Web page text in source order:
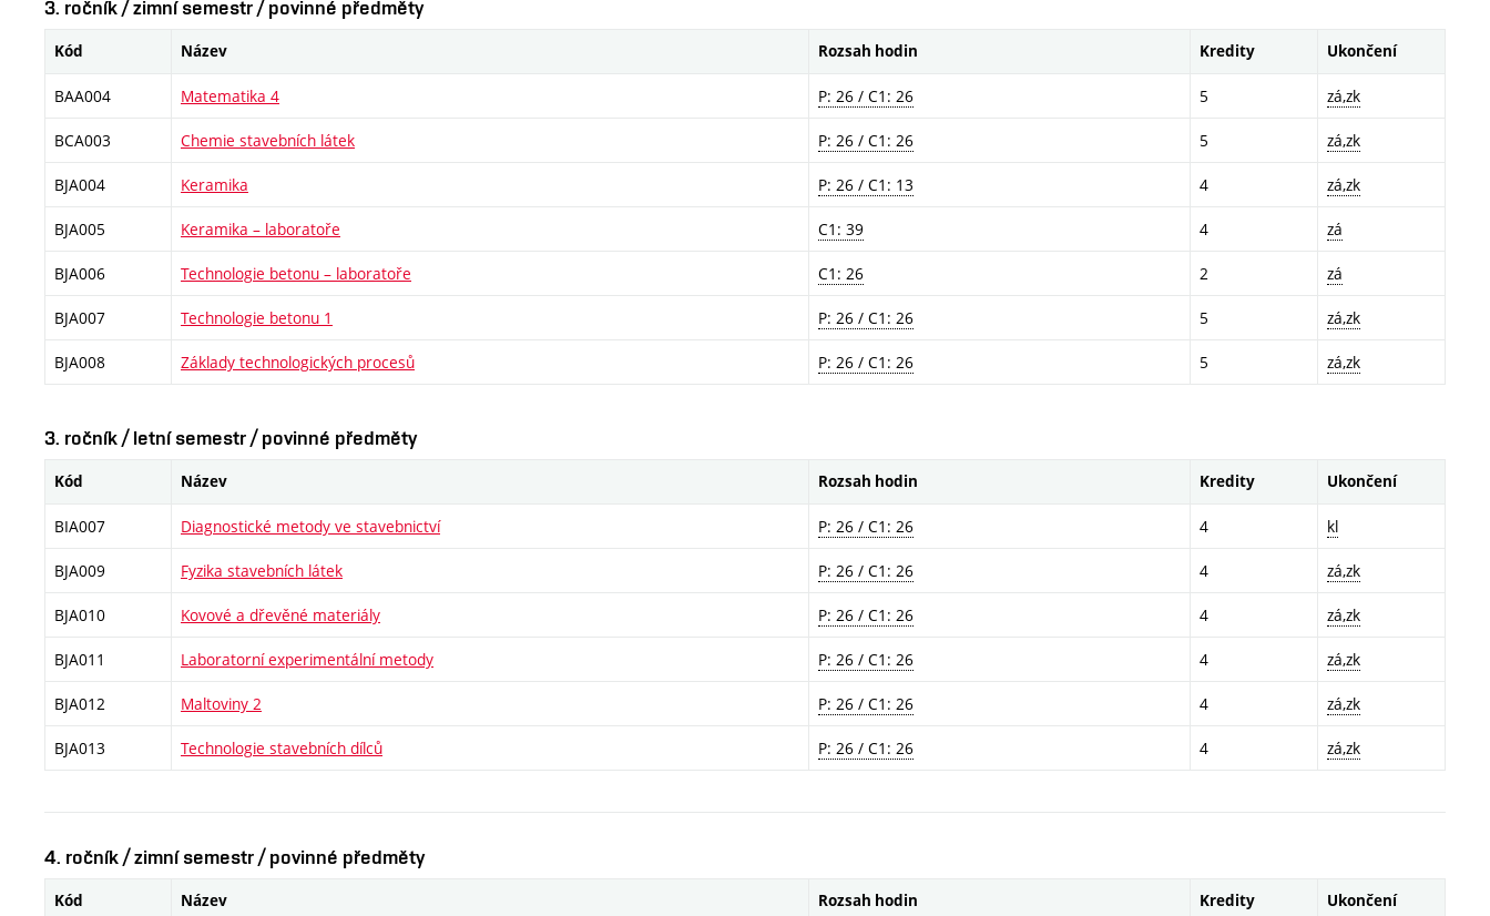
3. ročník / zimní semestr / povinné předměty
Kód Název Rozsah hodin Kredity Ukončení
BAA004 Matematika 4 P: 26 / C1: 26 5 zá,zk
BCA003 Chemie stavebních látek P: 26 / C1: 26 5 zá,zk
BJA004 Keramika P: 26 / C1: 13 4 zá,zk
BJA005 Keramika – laboratoře C1: 39 4 zá
BJA006 Technologie betonu – laboratoře C1: 26 2 zá
BJA007 Technologie betonu 1 P: 26 / C1: 26 5 zá,zk
BJA008 Základy technologických procesů P: 26 / C1: 26 5 zá,zk
3. ročník / letní semestr / povinné předměty
Kód Název Rozsah hodin Kredity Ukončení
BIA007 Diagnostické metody ve stavebnictví P: 26 / C1: 26 4 kl
BJA009 Fyzika stavebních látek P: 26 / C1: 26 4 zá,zk
BJA010 Kovové a dřevěné materiály P: 26 / C1: 26 4 zá,zk
BJA011 Laboratorní experimentální metody P: 26 / C1: 26 4 zá,zk
BJA012 Maltoviny 2 P: 26 / C1: 26 4 zá,zk
BJA013 Technologie stavebních dílců P: 26 / C1: 26 4 zá,zk
4. ročník / zimní semestr / povinné předměty
Kód Název Rozsah hodin Kredity Ukončení